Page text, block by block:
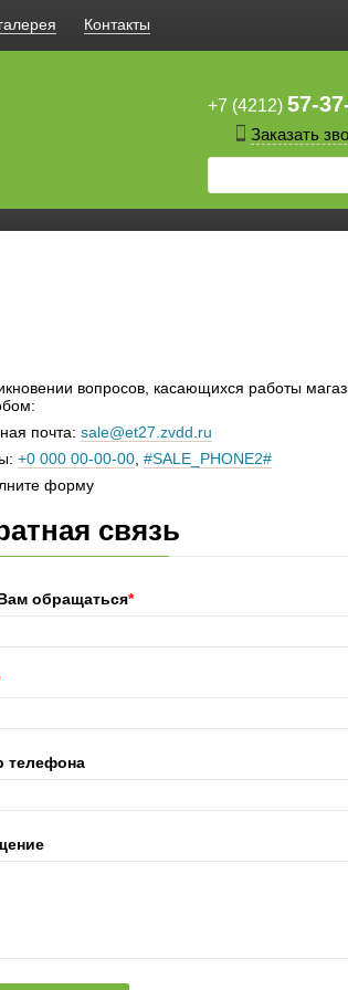
+7 (4212) 57-
Заказать
Контакты
вопросов, касающихся работы
почта: sale@et27.zvdd.ru
+0 000 00-00-00 #SALE_PHONE2#
форму
связь
обращаться*
телефона